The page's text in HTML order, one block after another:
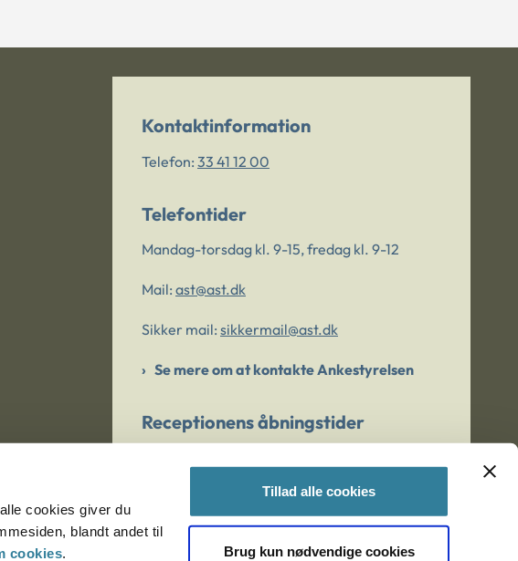
cookies giver du
blandt andet til
cookies.
Tillad alle cookies
Brug kun nødvendige cookies
Kontaktinformation
Telefon: 33 41 12 00
Telefontider
Mandag-torsdag kl. 9-15, fredag kl. 9-12
Mail: ast@ast.dk
Sikker mail: sikkermail@ast.dk
Se mere om at kontakte Ankestyrelsen
Receptionens åbningstider
Er du bekymret for et barn/en ung?